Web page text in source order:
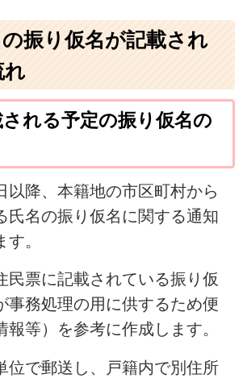
振り仮名が記載され
れ
される予定の振り仮名の
以降、本籍地の市区町村から
氏名の振り仮名に関する通知
。
民票に記載されている振り仮
事務処理の用に供するため便
報等）を参考に作成します。
位で郵送し、戸籍内で別住所